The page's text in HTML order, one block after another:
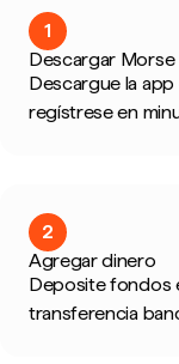
1
Descargar Morse
Descargue la
regístrese en
2
Agregar dinero
Deposite fondos
transferencia